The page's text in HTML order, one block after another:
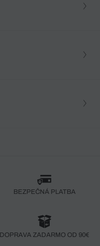
BEZPEČNÁ PLATBA
DOPRAVA ZADARMO OD 90€